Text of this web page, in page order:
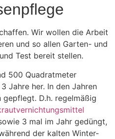
Wir wollen die Arbeit
und so allen Garten- und
Test bereit stellen.
500 Quadratmeter
Jahre her. In den Jahren
gepflegt. D.h. regelmäßig
3 mal im Jahr gedüngt,
der kalten Winter-